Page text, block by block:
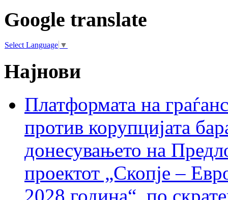
Google translate
Select Language ▼
Најнови
Платформата на
против корупцијата
донесувањето на
проектот „Скопје –
2028 година“, по